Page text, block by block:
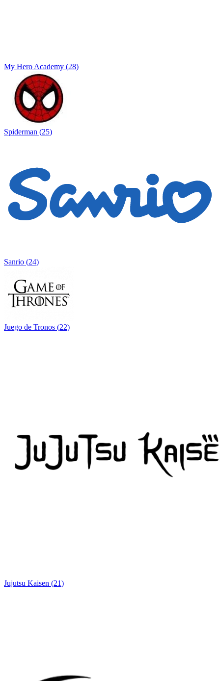
My Hero Academy (28)
Spiderman (25)
Sanrio (24)
Juego de Tronos (22)
Jujutsu Kaisen (21)